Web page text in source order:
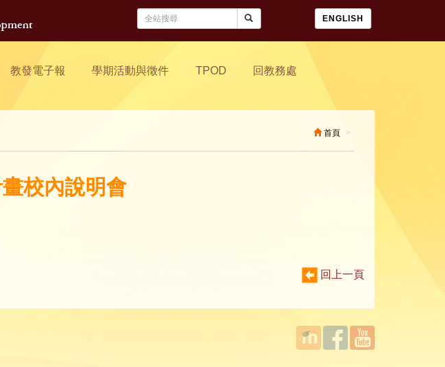
ENGLISH
教發電子報 學期活動與徵件 TPOD 回教務處
首頁
校內說明會
回上一頁